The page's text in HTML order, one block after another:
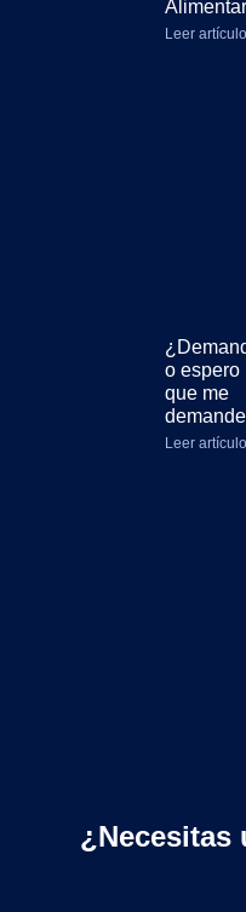
Leer
o espero
que me
Leer
¿Necesitas